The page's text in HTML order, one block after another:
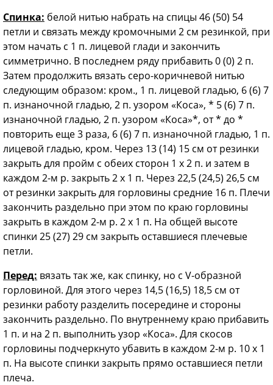
Спинка: белой нитью набрать на спицы 46 (50) 54
петли и связать между кромочными 2 см резинкой, при
этом начать с 1 п. лицевой глади и закончить
симметрично. В последнем ряду прибавить 0 (0) 2 п.
Затем продолжить вязать серо-коричневой нитью
следующим образом: кром., 1 п. лицевой гладью, 6 (6) 7
п. изнаночной гладью, 2 п. узором «Коса», * 5 (6) 7 п.
изнаночной гладью, 2 п. узором «Коса»*, от * до *
повторить еще 3 раза, 6 (6) 7 п. изнаночной гладью, 1 п.
лицевой гладью, кром. Через 13 (14) 15 см от резинки
закрыть для пройм с обеих сторон 1 x 2 п. и затем в
каждом 2-м р. закрыть 2 x 1 п. Через 22,5 (24,5) 26,5 см
от резинки закрыть для горловины средние 16 п. Плечи
закончить раздельно при этом по краю горловины
закрыть в каждом 2-м р. 2 x 1 п. На общей высоте
спинки 25 (27) 29 см закрыть оставшиеся плечевые
петли.
Перед: вязать так же, как спинку, но с V-образной
горловиной. Для этого через 14,5 (16,5) 18,5 см от
резинки работу разделить посередине и стороны
закончить раздельно. По внутреннему краю прибавить
1 п. и на 2 п. выполнить узор «Коса». Для скосов
горловины подчеркнуто убавить в каждом 2-м р. 10 x 1
п. На высоте спинки закрыть прямо оставшиеся петли
плеча.